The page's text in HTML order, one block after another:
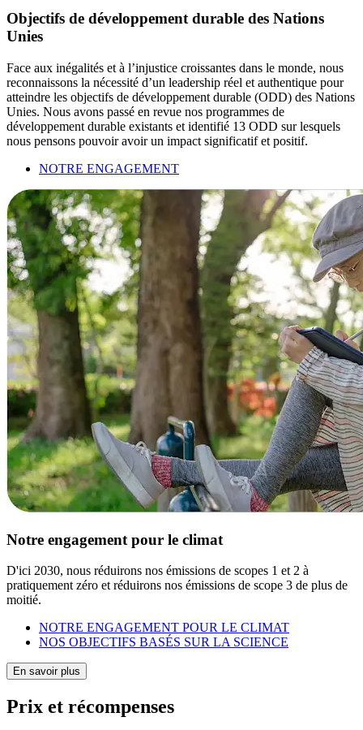
Objectifs de développement durable des Nations
Unies
Face aux inégalités et à l’injustice croissantes dans le monde, nous
reconnaissons la nécessité d’un leadership réel et authentique pour
atteindre les objectifs de développement durable (ODD) des Nations
Unies. Nous avons passé en revue nos programmes de
développement durable existants et identifié 13 ODD sur lesquels
nous pensons pouvoir avoir un impact significatif et positif.
NOTRE ENGAGEMENT
Notre engagement pour le climat
D'ici 2030, nous réduirons nos émissions de scopes 1 et 2 à
pratiquement zéro et réduirons nos émissions de scope 3 de plus de
moitié.
NOTRE ENGAGEMENT POUR LE CLIMAT
NOS OBJECTIFS BASÉS SUR LA SCIENCE
En savoir plus
Prix et récompenses